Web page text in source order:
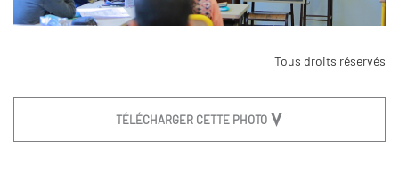
Tous droits réservés
TÉLÉCHARGER CETTE PHOTO